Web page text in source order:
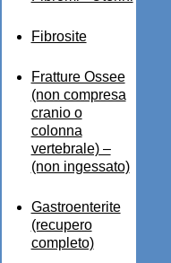
Fibrosite
Fratture Ossee
(non compresa
cranio o
colonna
vertebrale) –
(non ingessato)
Gastroenterite
(recupero
completo)